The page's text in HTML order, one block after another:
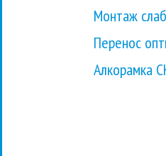
Монтаж
Перенос
Алкорамка